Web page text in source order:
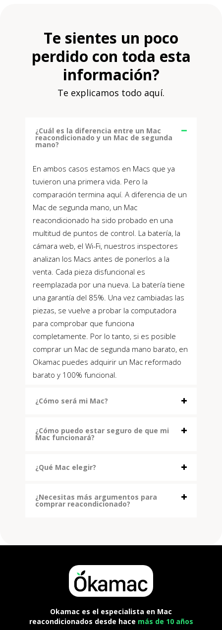
Te sientes un poco
perdido con toda esta
información?
Te explicamos todo aquí.
¿Cuál es la diferencia entre un Mac
reacondicionado y un Mac de segunda
mano?
En ambos casos estamos en Macs que ya
tuvieron una primera vida. Pero la
comparación termina aquí. A diferencia de un
Mac de segunda mano, un Mac
reacondicionado ha sido probado en una
multitud de puntos de control. La batería, la
cámara web, el Wi-Fi, nuestros inspectores
analizan los Macs antes de ponerlos a la
venta. Cada pieza disfuncional es
reemplazada por una nueva. La batería tiene
una garantía del 85%. Una vez cambiadas las
piezas, se vuelve a probar la computadora
para comprobar que funciona
completamente. Por lo tanto, si es posible
comprar un Mac de segunda mano barato, en
Okamac puedes adquirir un Mac reformado
barato y 100% funcional.
¿Cómo será mi Mac?
¿Cómo puedo estar seguro de que mi
Mac funcionará?
¿Qué Mac elegir?
¿Necesitas más argumentos para
comprar reacondicionado?
Okamac es el especialista en Mac
reacondicionados desde hace más de 10 años